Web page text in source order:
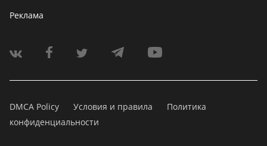
Реклама
DMCA Policy Условия и правила
Политика
конфиденциальности